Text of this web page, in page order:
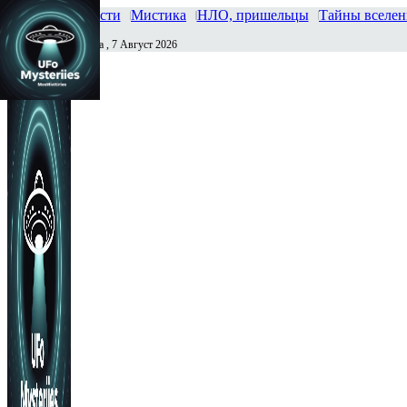
Главная Новости Мистика НЛО, пришельцы Тайны
Сегодня Пятница , 7 Август 2026